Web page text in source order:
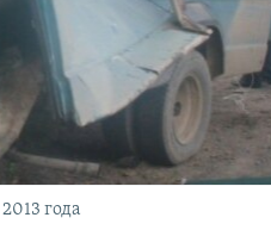
года